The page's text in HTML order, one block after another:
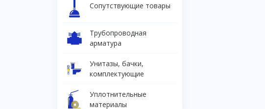
Сопутствующие товары
Трубопроводная
арматура
Унитазы, бачки,
комплектующие
Уплотнительные
материалы